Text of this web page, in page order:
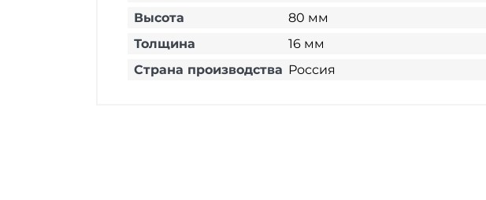
Высота
80 мм
Толщина
16 мм
Страна производства Россия